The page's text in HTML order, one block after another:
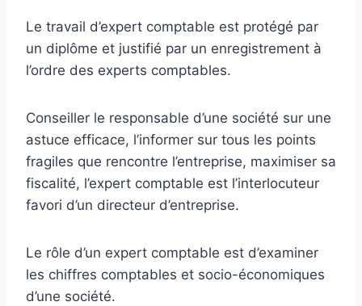
Le travail d’expert comptable est protégé par
un diplôme et justifié par un enregistrement à
l’ordre des experts comptables.
Conseiller le responsable d’une société sur une
astuce efficace, l’informer sur tous les points
fragiles que rencontre l’entreprise, maximiser sa
fiscalité, l’expert comptable est l’interlocuteur
favori d’un directeur d’entreprise.
Le rôle d’un expert comptable est d’examiner
les chiffres comptables et socio-économiques
d’une société.